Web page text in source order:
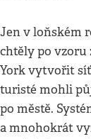
Jen v loňském
chtěly po vzoru
York vytvořit
turisté mohli
po městě.
a mnohokrát